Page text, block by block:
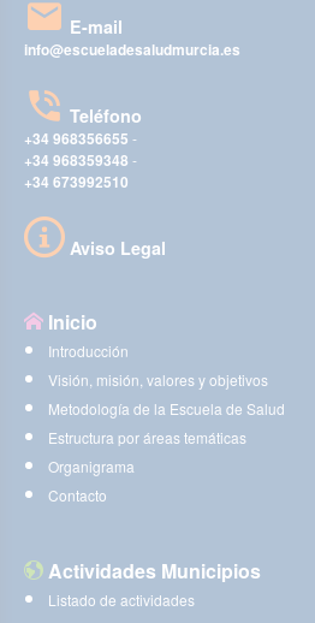
E-mail
info@escueladesaludmurcia.es
Teléfono
+34 968356655 -
+34 968359348 -
+34 673992510
Aviso Legal
Inicio
Introducción
Visión, misión, valores y objetivos
Metodología de la Escuela de Salud
Estructura por áreas temáticas
Organigrama
Contacto
Actividades Municipios
Listado de actividades